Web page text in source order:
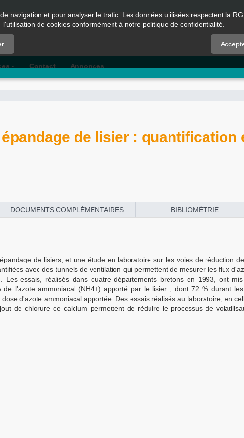
Contact Annonces
de lisier : quantification
DOCUMENTS COMPLÉMENTAIRES BIBLIOMÉTRIE
de lisiers, et une étude en laboratoire sur les voies de réduction
avec des tunnels de ventilation qui permettent de mesurer les flux
Les essais, réalisés dans quatre départements bretons en 1993, ont
l'azote ammoniacal (NH4+) apporté par le lisier ; dont 72 % durant
d'azote ammoniacal apportée. Des essais réalisés au laboratoire, en
de chlorure de calcium permettent de réduire le processus de
navigation et pour analyser le trafic. Les données utilisées respectent la
l'utilisation de cookies conformément à notre politique de confidentialité.